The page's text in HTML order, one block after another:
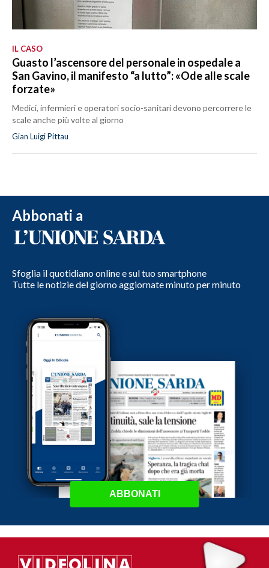
IL CASO
Guasto l’ascensore del personale in ospedale a
San Gavino, il manifesto “a lutto”: «Ode alle scale
forzate»
Medici, infermieri e operatori socio-sanitari devono percorrere le
scale anche più volte al giorno
Gian Luigi Pittau
Abbonati a
Sfoglia il quotidiano online e sul tuo smartphone
Tutte le notizie del giorno aggiornate minuto per minuto
ABBONATI